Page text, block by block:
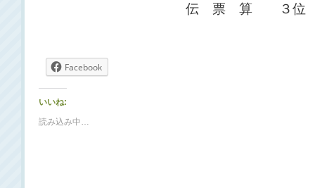
伝 票 算 ３位 ２年Ａ
Facebook
いいね:
読み込み中…